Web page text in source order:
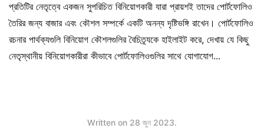
প্রতিটির নেতৃত্বে একজন সুপরিচিত বিনিয়োগকারী যারা প্রায়শই তাদের পোর্টফোলিও
তৈরির জন্য বাজার এবং কৌশল সম্পর্কে একটি অনন্য দৃষ্টিভঙ্গি রাখেন। পোর্টফোলিও
রচনার পার্থক্যগুলি বিনিয়োগ কৌশলগুলির বৈচিত্র্যকে হাইলাইট করে, দেখায় যে কিছু
নেতৃস্থানীয় বিনিয়োগকারীরা কীভাবে পোর্টফোলিওগুলির সাথে যোগাযোগ...
Written on 28 জুন 2023.